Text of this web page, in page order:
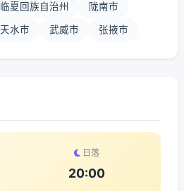
临夏回族自治州 陇南市
天水市 武威市 张掖市
日落
20:00